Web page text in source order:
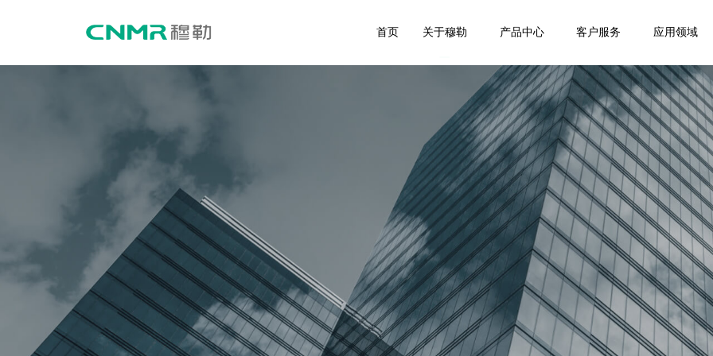
首页 关于穆勒 产品中心 客户服务 应用领域
企业文化
发展历程
荣誉资质
新闻资讯
产品中心
智能型万能式断路器
塑料外壳式断路器
剩余电流动作断路器
户内高压交流真空断路器
客户服务
研发技术
售后服务
应用领域
应用领域
人才战略
人才理念
ABOUTUS
公司简介